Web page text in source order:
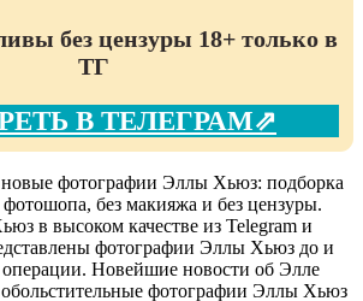
без цензуры 18+ только в
ТГ
В ТЕЛЕГРАМ⇗
фотографии Эллы Хьюз: подборка
без макияжа и без цензуры.
в высоком качестве из Telegram и
фотографии Эллы Хьюз до и
операции. Новейшие новости об Элле
фотографии Эллы Хьюз